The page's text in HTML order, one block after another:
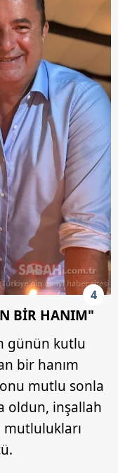
4
BİR HANIM"
günün kutlu
bir hanım
mutlu sonla
oldun, inşallah